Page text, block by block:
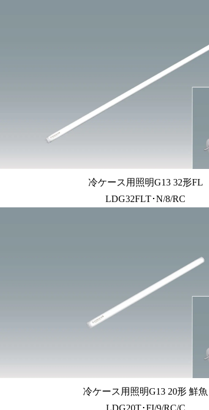
冷ケース用照明G13 32形FL
LDG32FLT･N/8/RC
冷ケース用照明G13 20形 鮮魚